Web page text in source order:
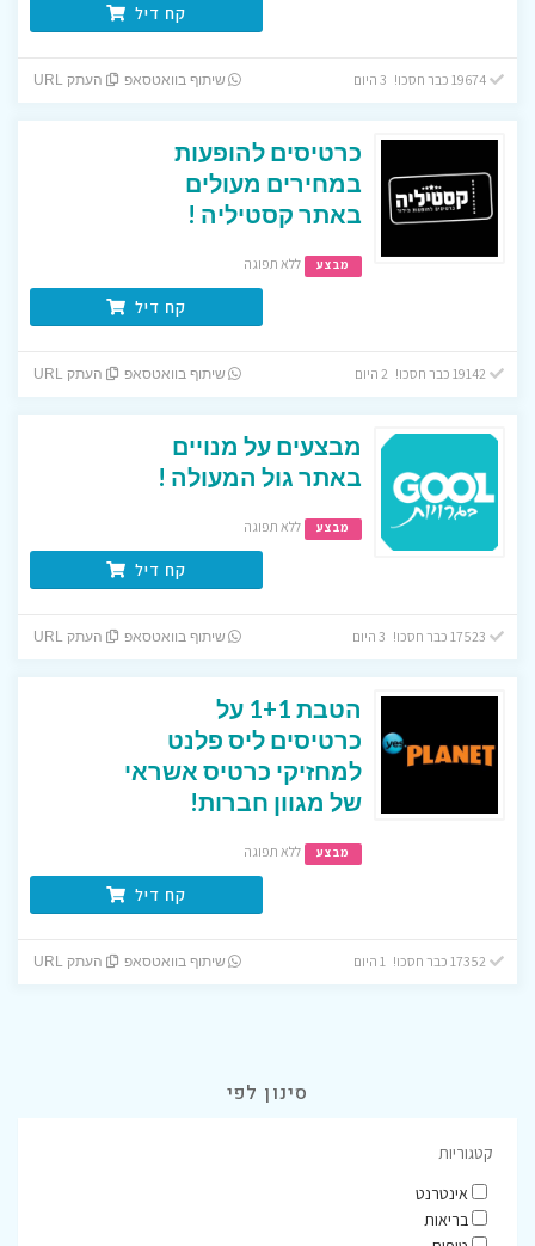
קח דיל
19674 כבר חסכו! 3 היום שיתוף בוואטסאפ העתק URL
כרטיסים להופעות
במחירים מעולים
באתר קסטיליה !
מבצע ללא תפוגה
קח דיל
שיתוף בוואטסאפ העתק URL
מבצעים על מנויים
באתר גול המעולה !
מבצע ללא תפוגה
קח דיל
שיתוף בוואטסאפ העתק URL
הטבת 1+1 על
כרטיסים ליס פלנט
למחזיקי כרטיס אשראי
של מגוון חברות!
מבצע ללא תפוגה
קח דיל
שיתוף בוואטסאפ העתק URL
סינון לפי
קטגוריות
אינטרנט
בריאות